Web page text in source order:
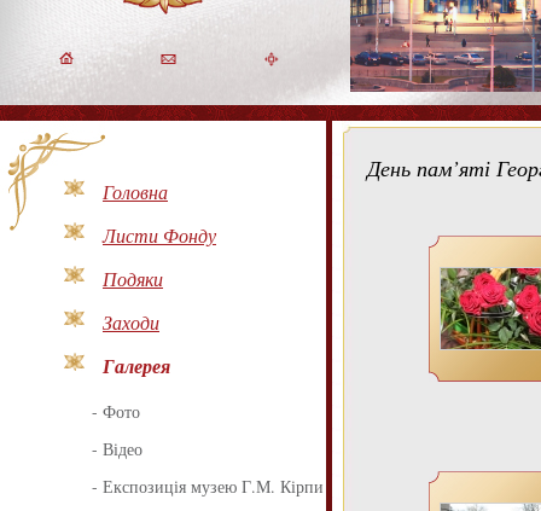
Головна
Листи Фонду
Подяки
Заходи
Галерея
- Фото
- Відео
- Експозиція музею Г.М. Кірпи
День пам’яті